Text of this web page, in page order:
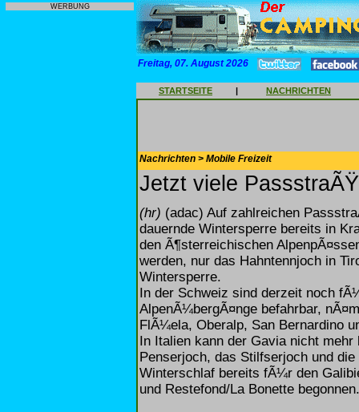
WERBUNG
Freitag, 07. August 2026
STARTSEITE | NACHRICHTEN
Nachrichten > Mobile Freizeit
Jetzt viele
(hr) (adac) Auf zahlreichen
dauernde Wintersperre bereits in
den Ã¶sterreichischen
werden, nur das Hahntennjoch in
Wintersperre.
In der Schweiz sind derzeit noch
AlpenÃ¼bergÃ¤nge befahrbar,
FlÃ¼ela, Oberalp, San Bernardino
In Italien kann der Gavia nicht
Penserjoch, das Stilfserjoch und
Winterschlaf bereits fÃ¼r den
und Restefond/La Bonette begonnen.